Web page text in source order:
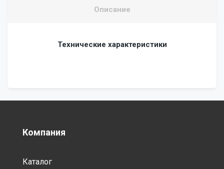
Описание
Технические характеристики
Компания
Каталог